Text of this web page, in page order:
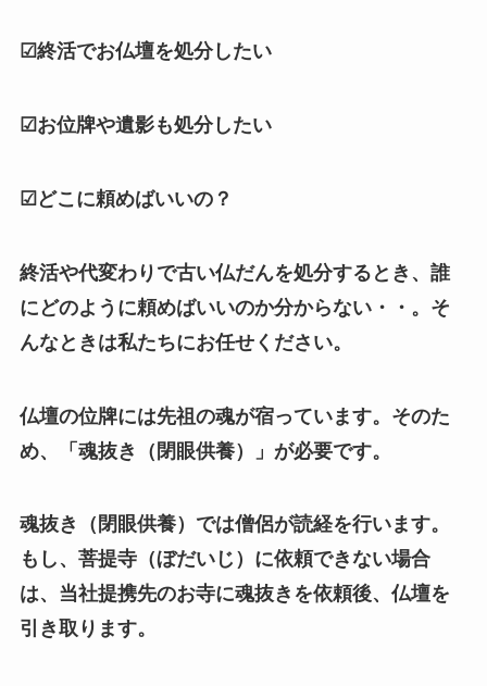
☑終活でお仏壇を処分したい
☑お位牌や遺影も処分したい
☑どこに頼めばいいの？
終活や代変わりで古い仏だんを処分するとき、誰
にどのように頼めばいいのか分からない・・。そ
んなときは私たちにお任せください。
仏壇の位牌には先祖の魂が宿っています。そのた
め、「魂抜き（閉眼供養）」が必要です。
魂抜き（閉眼供養）では僧侶が読経を行います。
もし、菩提寺（ぼだいじ）に依頼できない場合
は、当社提携先のお寺に魂抜きを依頼後、仏壇を
引き取ります。